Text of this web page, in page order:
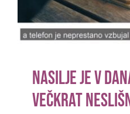
Video
Nasilje je v
večkrat